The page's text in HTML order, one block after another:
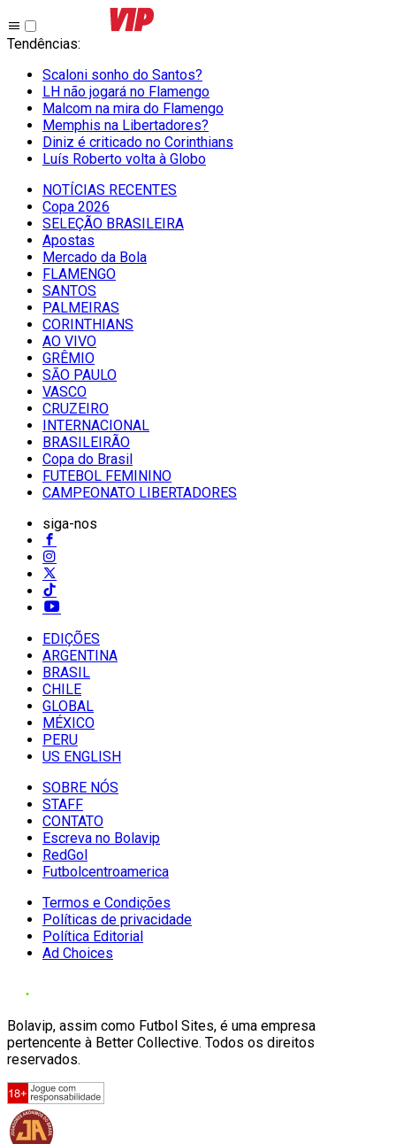
Tendências:
Scaloni sonho do Santos?
LH não jogará no Flamengo
Malcom na mira do Flamengo
Memphis na Libertadores?
Diniz é criticado no Corinthians
Luís Roberto volta à Globo
NOTÍCIAS RECENTES
Copa 2026
SELEÇÃO BRASILEIRA
Apostas
Mercado da Bola
FLAMENGO
SANTOS
PALMEIRAS
CORINTHIANS
AO VIVO
GRÊMIO
SĀO PAULO
VASCO
CRUZEIRO
INTERNACIONAL
BRASILEIRÃO
Copa do Brasil
FUTEBOL FEMININO
CAMPEONATO LIBERTADORES
siga-nos
EDIÇÕES
ARGENTINA
BRASIL
CHILE
GLOBAL
MÉXICO
PERU
US ENGLISH
SOBRE NÓS
STAFF
CONTATO
Escreva no Bolavip
RedGol
Futbolcentroamerica
Termos e Condições
Políticas de privacidade
Política Editorial
Ad Choices
Bolavip, assim como Futbol Sites, é uma empresa
pertencente à Better Collective. Todos os direitos
reservados.